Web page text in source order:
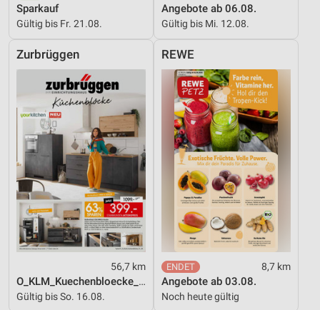
Sparkauf
Gültig bis Fr. 21.08.
Angebote ab 06.08.
Gültig bis Mi. 12.08.
Zurbrüggen
56,7 km
O_KLM_Kuechenbloecke_01_26_ES
Gültig bis So. 16.08.
REWE
8,7 km
Angebote ab 03.08.
Noch heute gültig
Entwicklung und Verbesserung der Angebote
Verwendung reduzierter Daten zur Auswahl von
Inhalten
IAB-Besonderheiten:
Verwendung genauer Standortdaten
Geräte anhand von aktiv angeforderten
Informationen identifizieren
Nicht-IAB-Verarbeitungszwecke:
Notwendig
Performance
Funktional
Werbung